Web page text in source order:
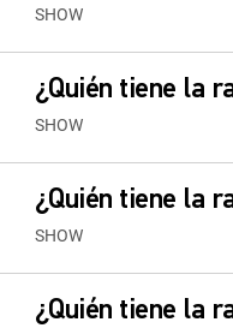
SHOW
¿Quién tiene la
SHOW
¿Quién tiene la
SHOW
¿Quién tiene la